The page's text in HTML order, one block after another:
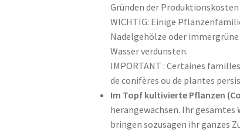
Gründen der
WICHTIG: Einige
Nadelgehölze oder
Wasser verdunsten.
IMPORTANT : Certaines
de conifères ou de plantes
Im Topf kultivierte Pflanzen
herangewachsen. Ihr
bringen sozusagen ihr ganzes